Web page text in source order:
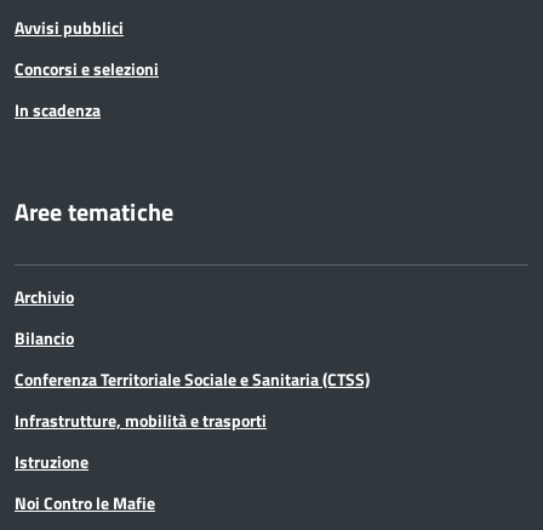
Avvisi pubblici
Concorsi e selezioni
In scadenza
Aree tematiche
Archivio
Bilancio
Conferenza Territoriale Sociale e Sanitaria (CTSS)
Infrastrutture, mobilità e trasporti
Istruzione
Noi Contro le Mafie